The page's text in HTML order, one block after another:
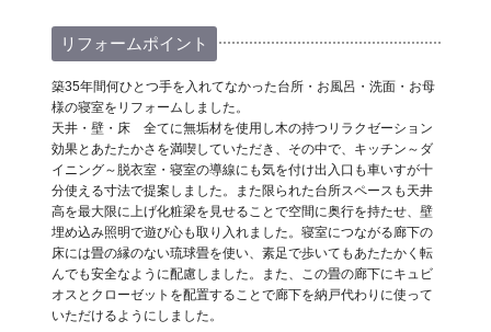
リフォームポイント
築35年間何ひとつ手を入れてなかった台所・お風呂・洗面・お母
様の寝室をリフォームしました。
天井・壁・床 全てに無垢材を使用し木の持つリラクゼーション
効果とあたたかさを満喫していただき、その中で、キッチン～ダ
イニング～脱衣室・寝室の導線にも気を付け出入口も車いすが十
分使える寸法で提案しました。また限られた台所スペースも天井
高を最大限に上げ化粧梁を見せることで空間に奥行を持たせ、壁
埋め込み照明で遊び心も取り入れました。寝室につながる廊下の
床には畳の縁のない琉球畳を使い、素足で歩いてもあたたかく転
んでも安全なように配慮しました。また、この畳の廊下にキュビ
オスとクローゼットを配置することで廊下を納戸代わりに使って
いただけるようにしました。